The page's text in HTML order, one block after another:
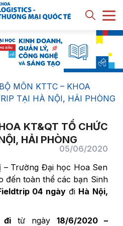
BỘ MÔN KTTC – KHOA
TẠI HÀ NỘI, HẢI PHÒNG
KT&QT TỔ CHỨC
HẢI PHÒNG
05/06/2020
– Trường Đại học Hoa Sen
đến toàn thể các bạn Sinh
04 ngày điHà Nội,
đi từ ngày 18/6/2020 –